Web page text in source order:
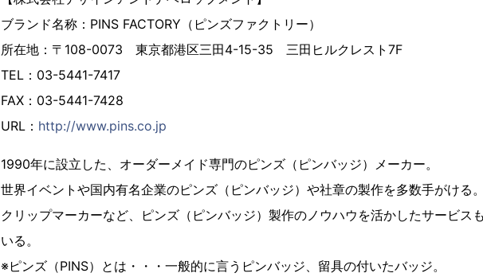
ブランド名称：PINS FACTORY（ピンズファクトリー）
所在地：〒108-0073 東京都港区三田4-15-35 三田ヒルクレスト7F
TEL：03-5441-7417
FAX：03-5441-7428
URL： http://www.pins.co.jp
1990年に設立した、オーダーメイド専門のピンズ（ピンバッジ）メーカー。
世界イベントや国内有名企業のピンズ（ピンバッジ）や社章の製作を多数手がける
クリップマーカーなど、ピンズ（ピンバッジ）製作のノウハウを活かしたサービス
いる。
※ピンズ（PINS）とは・・・一般的に言うピンバッジ、留具の付いたバッジ。